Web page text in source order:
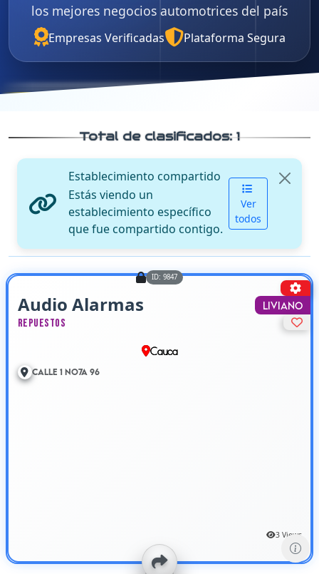
los mejores negocios automotrices del país
Empresas Verificadas Plataforma Segura
Total de clasificados:1
Establecimiento compartido
Estás viendo un
establecimiento específico
que fue compartido contigo.
Ver
todos
ID: 9847
Liviano
Audio Alarmas
Repuestos
Cauca
Calle 1 No7A 96
3 Views